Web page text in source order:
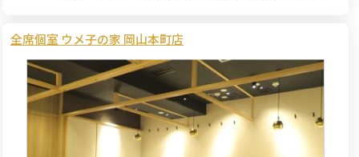
全席個室 ウメ子の家 岡山本町店